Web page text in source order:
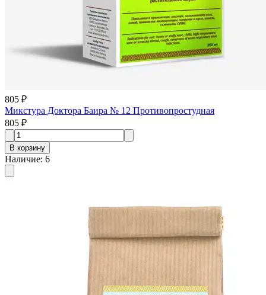
805 ₽
Микстура Доктора Баира № 12 Противопростудная
805 ₽
В корзину
Наличие: 6